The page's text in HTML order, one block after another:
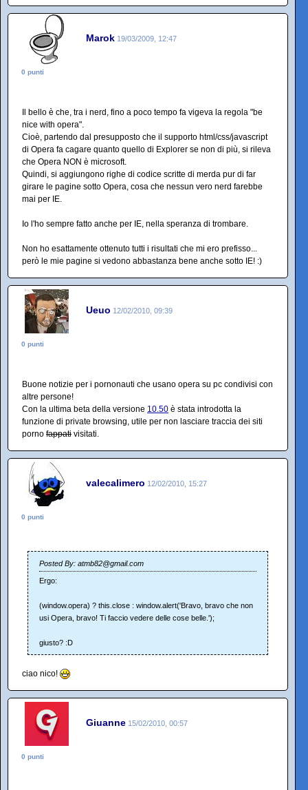
Marok 19/03/2009, 12:47
0 punti
Il bello è che, tra i nerd, fino a poco tempo fa vigeva la regola "be
nice with opera".
Cioè, partendo dal presupposto che il supporto html/css/javascript
di Opera fa cagare quanto quello di Explorer se non di più, si rileva
che Opera NON è microsoft.
Quindi, si aggiungono righe di codice scritte di merda pur di far
girare le pagine sotto Opera, cosa che nessun vero nerd farebbe
mai per IE.
Io l'ho sempre fatto anche per IE, nella speranza di trombare.
Non ho esattamente ottenuto tutti i risultati che mi ero prefisso...
però le mie pagine si vedono abbastanza bene anche sotto IE! :)
Ueuo 12/02/2010, 09:39
0 punti
Buone notizie per i pornonauti che usano opera su pc condivisi con
altre persone!
Con la ultima beta della versione 10.50 è stata introdotta la
funzione di private browsing, utile per non lasciare traccia dei siti
porno fappati visitati.
valecalimero 12/02/2010, 15:27
0 punti
Posted By: atmb82@gmail.com
Ergo:
(window.opera) ? this.close : window.alert('Bravo, bravo che non
usi Opera, bravo! Ti faccio vedere delle cose belle.');
giusto? :D
ciao nico!
Giuanne 15/02/2010, 00:57
0 punti